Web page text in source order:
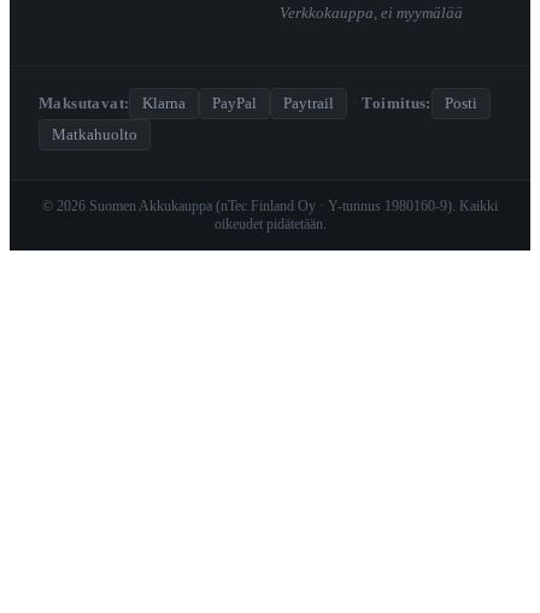
Verkkokauppa, ei myymälää
Maksutavat: Klarna PayPal Paytrail · Toimitus:
Posti
Matkahuolto
© 2026 Suomen Akkukauppa (nTec Finland Oy · Y-tunnus 1980160-9). Kaikki
oikeudet pidätetään.